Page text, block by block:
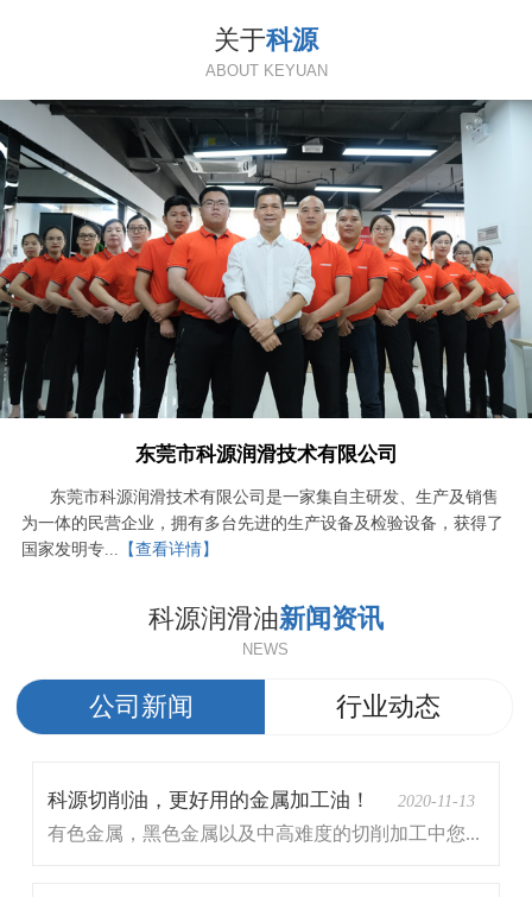
关于科源
ABOUT KEYUAN
东莞市科源润滑技术有限公司
东莞市科源润滑技术有限公司是一家集自主研发、生产及销售
为一体的民营企业，拥有多台先进的生产设备及检验设备，获得了
国家发明专...
【查看详情】
科源润滑油新闻资讯
NEWS
公司新闻 行业动态
2020-11-13
科源切削油，更好用的金属加工油！
有色金属，黑色金属以及中高难度的切削加工中您...